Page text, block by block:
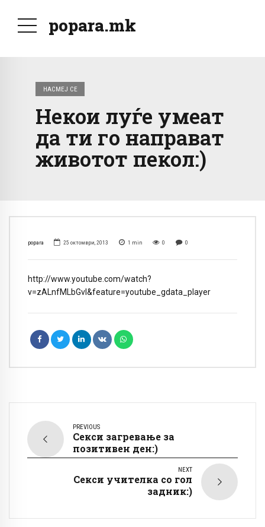
popara.mk
НАСМЕЈ СЕ
Некои луѓе умеат
да ти го направат
животот пекол:)
popara 25 октомври, 2013 1 min 0 0
http://www.youtube.com/watch?
v=zALnfMLbGvI&feature=youtube_gdata_player
PREVIOUS
Секси загревање за
позитивен ден:)
NEXT
Секси учителка со гол
задник:)